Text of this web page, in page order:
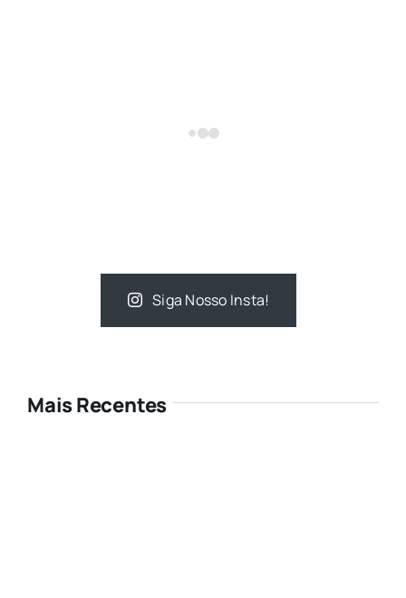
Siga Nosso Insta!
Mais Recentes